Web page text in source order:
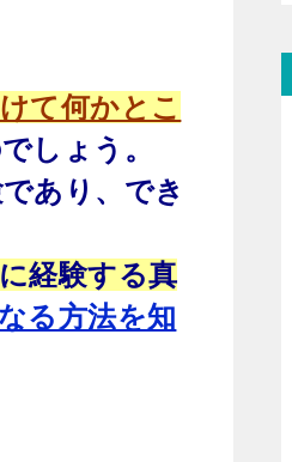
て何かとこ
しょう。
あり、でき
経験する真
る方法を知